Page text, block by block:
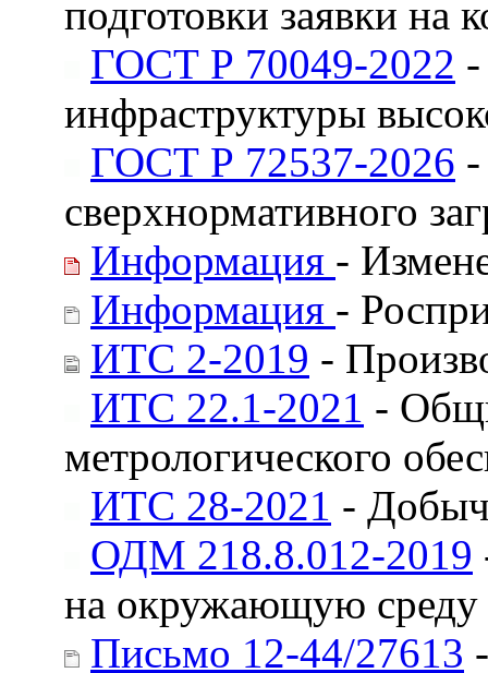
подготовки заявки на
ГОСТ Р 70049-2022
инфраструктуры
ГОСТ Р 72537-2026
сверхнормативного
Информация -
Информация -
ИТС 2-2019 -
ИТС 22.1-2021 -
метрологического
ИТС 28-2021 -
ОДМ 218.8.012-2019
на окружающую среду
Письмо 12-44/27613